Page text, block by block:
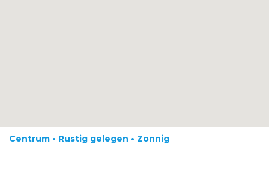
Centrum • Rustig gelegen • Zonnig